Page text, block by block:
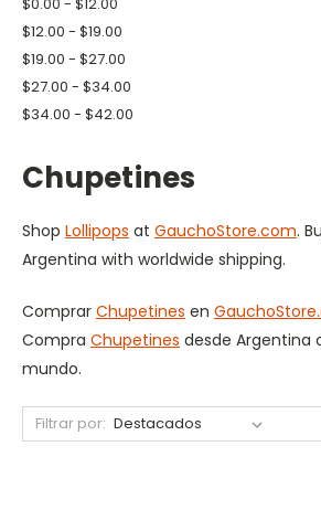
$12.00 - $19.00
$19.00 - $27.00
$27.00 - $34.00
$34.00 - $42.00
Chupetines
Shop Lollipops at GauchoStore.com.
Argentina with worldwide shipping.
Comprar Chupetines en
Compra Chupetines desde Argentina
mundo.
Filtrar por: